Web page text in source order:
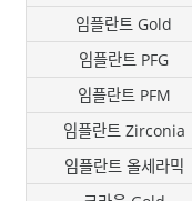
임플란트 Gold
임플란트 PFG
임플란트 PFM
임플란트 Zirconia
임플란트 올세라믹